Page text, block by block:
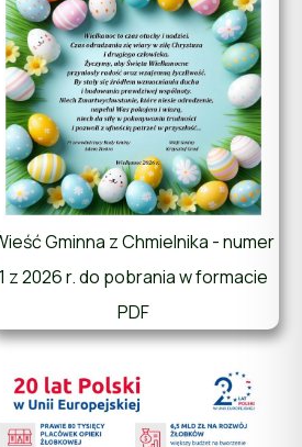
Gminna z Chmielnika - numer
1 z 2026 r. do pobrania w formacie
PDF